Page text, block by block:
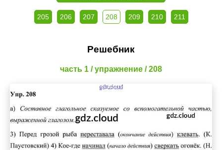
205 206 207 208 209 210 211
Решебник
часть 1 / упражнение / 208